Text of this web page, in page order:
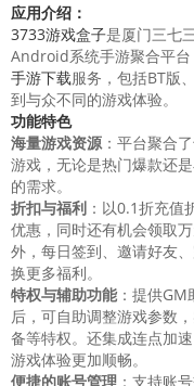
应用介绍：
3733游戏盒子是厦门三七
Android系统手游聚合平台
手游下载服务，包括BT版
到与众不同的游戏体验。
功能特色
海量游戏资源 ：平台聚合
游戏，无论是热门爆款还
的需求。
折扣与福利 ：以0.1折充值
优惠，同时还有机会领取
外，每日签到、邀请好友
换更多福利。
特权与辅助功能：提供GM
后，可自助调整游戏参数
备等特权。还集成连点加
游戏体验更加顺畅。
便捷的账号管理 ：支持账